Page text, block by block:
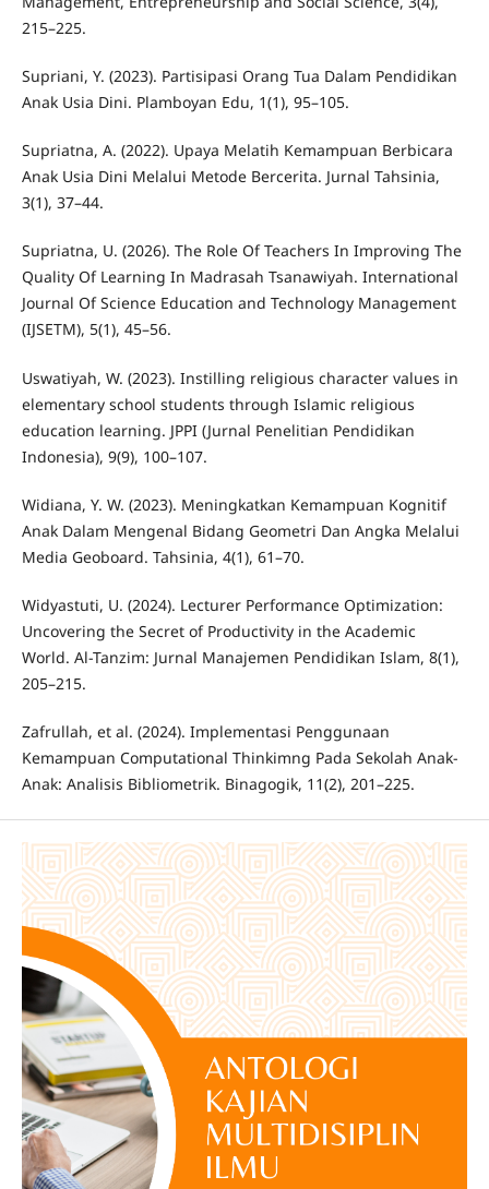
215–225.
Supriani, Y. (2023). Partisipasi Orang Tua Dalam Pendidikan
Anak Usia Dini. Plamboyan Edu, 1(1), 95–105.
Supriatna, A. (2022). Upaya Melatih Kemampuan Berbicara
Anak Usia Dini Melalui Metode Bercerita. Jurnal Tahsinia,
3(1), 37–44.
Supriatna, U. (2026). The Role Of Teachers In Improving The
Quality Of Learning In Madrasah Tsanawiyah. International
Journal Of Science Education and Technology Management
(IJSETM), 5(1), 45–56.
Uswatiyah, W. (2023). Instilling religious character values in
elementary school students through Islamic religious
education learning. JPPI (Jurnal Penelitian Pendidikan
Indonesia), 9(9), 100–107.
Widiana, Y. W. (2023). Meningkatkan Kemampuan Kognitif
Anak Dalam Mengenal Bidang Geometri Dan Angka Melalui
Media Geoboard. Tahsinia, 4(1), 61–70.
Widyastuti, U. (2024). Lecturer Performance Optimization:
Uncovering the Secret of Productivity in the Academic
World. Al-Tanzim: Jurnal Manajemen Pendidikan Islam, 8(1),
205–215.
Zafrullah, et al. (2024). Implementasi Penggunaan
Kemampuan Computational Thinkimng Pada Sekolah Anak-
Anak: Analisis Bibliometrik. Binagogik, 11(2), 201–225.